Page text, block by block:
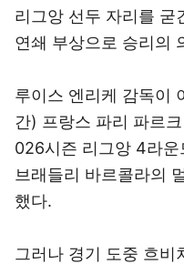
리그앙 선두 자리를 굳
연쇄 부상으로 승리의
루이스 엔리케 감독이
간) 프랑스 파리 파르
026시즌 리그앙 4라운
브래들리 바르콜라의
했다.
그러나 경기 도중 흐비